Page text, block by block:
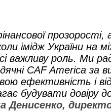
прозорості,
імідж України на
важливу роль. Ми
CAF America за
ефективність і
будувати довіру
Денисенко,